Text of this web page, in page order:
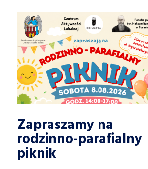
Zapraszamy na
rodzinno-parafialny
piknik